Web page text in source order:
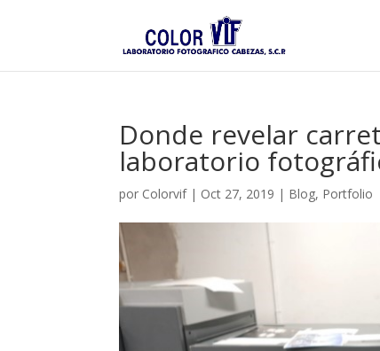
Donde revelar
laboratorio
por Colorvif| Oct 27, 2019 | Blog, Portfolio